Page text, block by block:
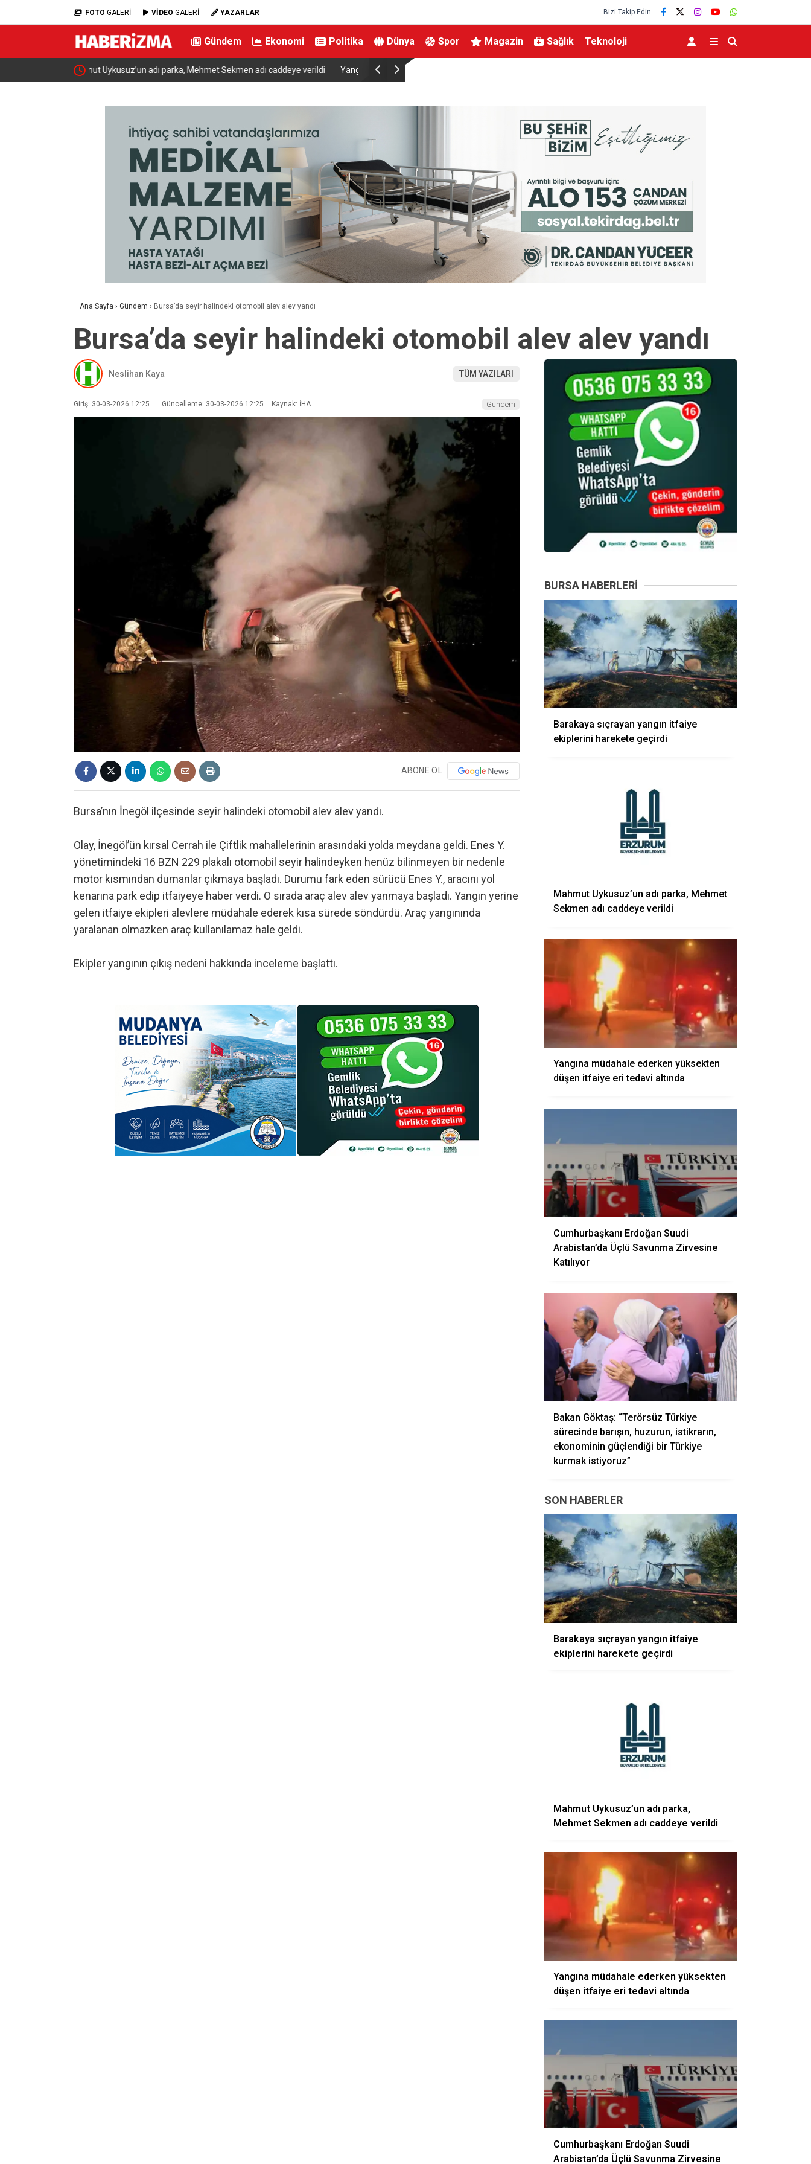
FOTO GALERİ VİDEO GALERİ YAZARLAR Bizi Takip Edin
Gündem Ekonomi Politika Dünya Spor Magazin Sağlık Teknoloji
adı caddeye verildi Yangına müdahale ederken yüksekten düşen itfaiye eri tedavi altında Cumhurbaşkanı Erdoğan Suudi Arabistan’da Üçlü Savunma Zirvesine
Ana Sayfa › Gündem › Bursa’da seyir halindeki otomobil alev alev yandı
Bursa’da seyir halindeki otomobil alev alev yandı
Neslihan Kaya TÜM YAZILARI
Giriş: 30-03-2026 12:25 Güncelleme: 30-03-2026 12:25 Kaynak: İHA Gündem
ABONE OL
Bursa’nın İnegöl ilçesinde seyir halindeki otomobil alev alev yandı.
Olay, İnegöl’ün kırsal Cerrah ile Çiftlik mahallelerinin arasındaki yolda meydana geldi. Enes Y.
yönetimindeki 16 BZN 229 plakalı otomobil seyir halindeyken henüz bilinmeyen bir nedenle
motor kısmından dumanlar çıkmaya başladı. Durumu fark eden sürücü Enes Y., aracını yol
kenarına park edip itfaiyeye haber verdi. O sırada araç alev alev yanmaya başladı. Yangın yerine
gelen itfaiye ekipleri alevlere müdahale ederek kısa sürede söndürdü. Araç yangınında
yaralanan olmazken araç kullanılamaz hale geldi.
Ekipler yangının çıkış nedeni hakkında inceleme başlattı.
BURSA HABERLERI
Barakaya sıçrayan yangın itfaiye
ekiplerini harekete geçirdi
Mahmut Uykusuz’un adı parka, Mehmet
Sekmen adı caddeye verildi
Yangına müdahale ederken yüksekten
düşen itfaiye eri tedavi altında
Cumhurbaşkanı Erdoğan Suudi
Arabistan’da Üçlü Savunma Zirvesine
Katılıyor
Bakan Göktaş: “Terörsüz Türkiye
sürecinde barışın, huzurun, istikrarın,
ekonominin güçlendiği bir Türkiye
kurmak istiyoruz”
SON HABERLER
Barakaya sıçrayan yangın itfaiye
ekiplerini harekete geçirdi
Mahmut Uykusuz’un adı parka,
Mehmet Sekmen adı caddeye verildi
Yangına müdahale ederken yüksekten
düşen itfaiye eri tedavi altında
Cumhurbaşkanı Erdoğan Suudi
Arabistan’da Üçlü Savunma Zirvesine